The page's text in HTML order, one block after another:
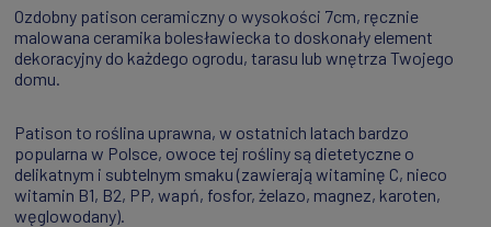
Ozdobny patison ceramiczny o wysokości 7cm, ręcznie
malowana ceramika bolesławiecka to doskonały element
dekoracyjny do każdego ogrodu, tarasu lub wnętrza Twojego
domu.
Patison to roślina uprawna, w ostatnich latach bardzo
popularna w Polsce, owoce tej rośliny są dietetyczne o
delikatnym i subtelnym smaku (zawierają witaminę C, nieco
witamin B1, B2, PP, wapń, fosfor, żelazo, magnez, karoten,
węglowodany).